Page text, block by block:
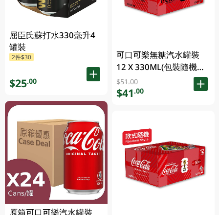
屈臣氏蘇打水330毫升4
罐裝
2件$30
$25.00
原箱可口可樂汽水罐裝
可口可樂無糖汽水罐裝
12 X 330ML(包裝隨機發
送)
$51.00
$41.00